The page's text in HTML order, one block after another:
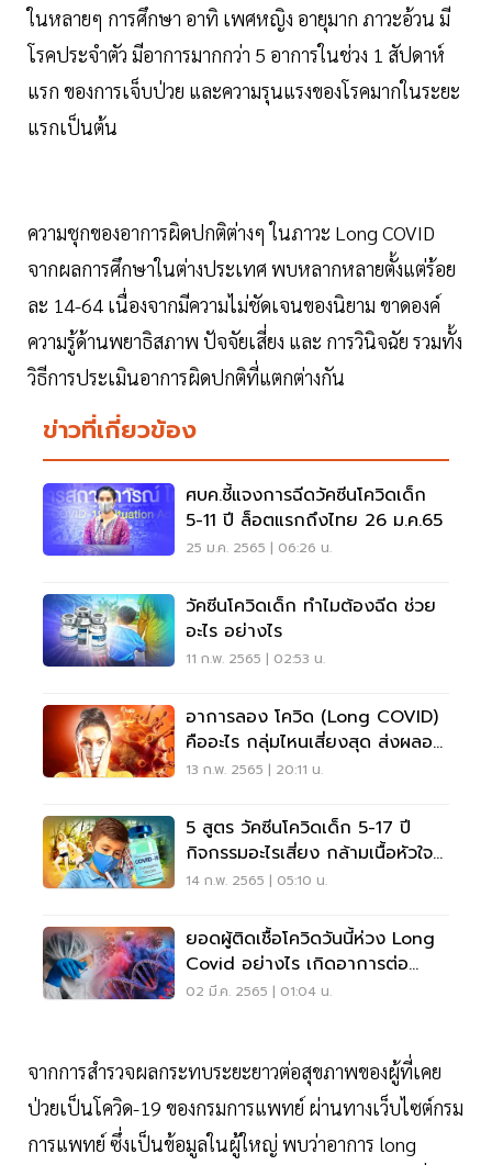
ในหลายๆ การศึกษา อาทิ เพศหญิง อายุมาก ภาวะอ้วน มี
โรคประจำตัว มีอาการมากกว่า 5 อาการในช่วง 1 สัปดาห์
แรก ของการเจ็บป่วย และความรุนแรงของโรคมากในระยะ
แรกเป็นต้น
ความชุกของอาการผิดปกติต่างๆ ในภาวะ Long COVID
จากผลการศึกษาในต่างประเทศ พบหลากหลายตั้งแต่ร้อย
ละ 14-64 เนื่องจากมีความไม่ชัดเจนของนิยาม ขาดองค์
ความรู้ด้านพยาธิสภาพ ปัจจัยเสี่ยง และ การวินิจฉัย รวมทั้ง
วิธีการประเมินอาการผิดปกติที่แตกต่างกัน
ข่าวที่เกี่ยวข้อง
ศบค.ชี้แจงการฉีดวัคซีนโควิดเด็ก
5-11 ปี ล็อตแรกถึงไทย 26 ม.ค.65
25 ม.ค. 2565 | 06:26 น.
วัคซีนโควิดเด็ก ทำไมต้องฉีด ช่วย
อะไร อย่างไร
11 ก.พ. 2565 | 02:53 น.
อาการลอง โควิด (Long COVID)
คืออะไร กลุ่มไหนเสี่ยงสุด ส่งผลอ
ย่างไรต่อร่างกาย
13 ก.พ. 2565 | 20:11 น.
5 สูตร วัคซีนโควิดเด็ก 5-17 ปี
กิจกรรมอะไรเสี่ยง กล้ามเนื้อหัวใจ
อักเสบ
14 ก.พ. 2565 | 05:10 น.
ยอดผู้ติดเชื้อโควิดวันนี้ห่วง Long
Covid อย่างไร เกิดอาการต่อ
ร่างกายส่วนใด
02 มี.ค. 2565 | 01:04 น.
จากการสำรวจผลกระทบระยะยาวต่อสุขภาพของผู้ที่เคย
ป่วยเป็นโควิด-19 ของกรมการแพทย์ ผ่านทางเว็บไซต์กรม
การแพทย์ ซึ่งเป็นข้อมูลในผู้ใหญ่ พบว่าอาการ long